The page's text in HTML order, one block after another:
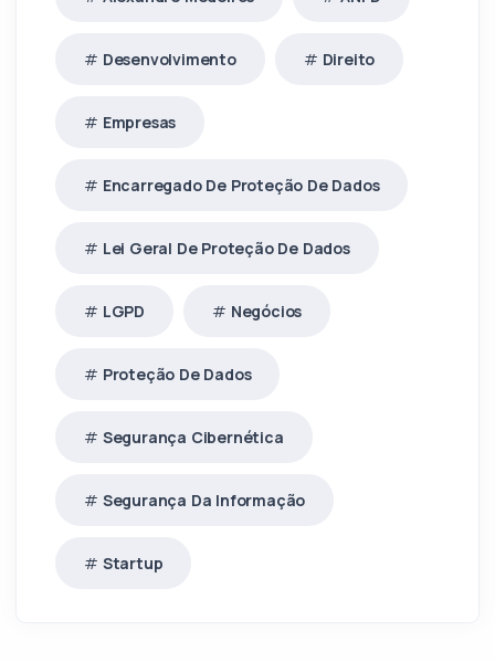
Desenvolvimento Direito
Empresas
Encarregado De Proteção De Dados
Lei Geral De Proteção De Dados
LGPD Negócios
Proteção De Dados
Segurança Cibernética
Segurança Da Informação
Startup